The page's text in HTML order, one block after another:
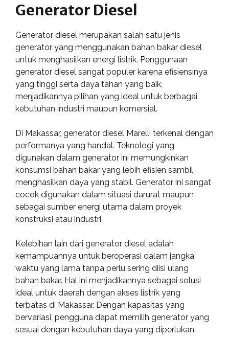
Generator Diesel
Generator diesel merupakan salah satu jenis
generator yang menggunakan bahan bakar diesel
untuk menghasilkan energi listrik. Penggunaan
generator diesel sangat populer karena efisiensinya
yang tinggi serta daya tahan yang baik,
menjadikannya pilihan yang ideal untuk berbagai
kebutuhan industri maupun komersial.
Di Makassar, generator diesel Marelli terkenal dengan
performanya yang handal. Teknologi yang
digunakan dalam generator ini memungkinkan
konsumsi bahan bakar yang lebih efisien sambil
menghasilkan daya yang stabil. Generator ini sangat
cocok digunakan dalam situasi darurat maupun
sebagai sumber energi utama dalam proyek
konstruksi atau industri.
Kelebihan lain dari generator diesel adalah
kemampuannya untuk beroperasi dalam jangka
waktu yang lama tanpa perlu sering diisi ulang
bahan bakar. Hal ini menjadikannya sebagai solusi
ideal untuk daerah dengan akses listrik yang
terbatas di Makassar. Dengan kapasitas yang
bervariasi, pengguna dapat memilih generator yang
sesuai dengan kebutuhan daya yang diperlukan.